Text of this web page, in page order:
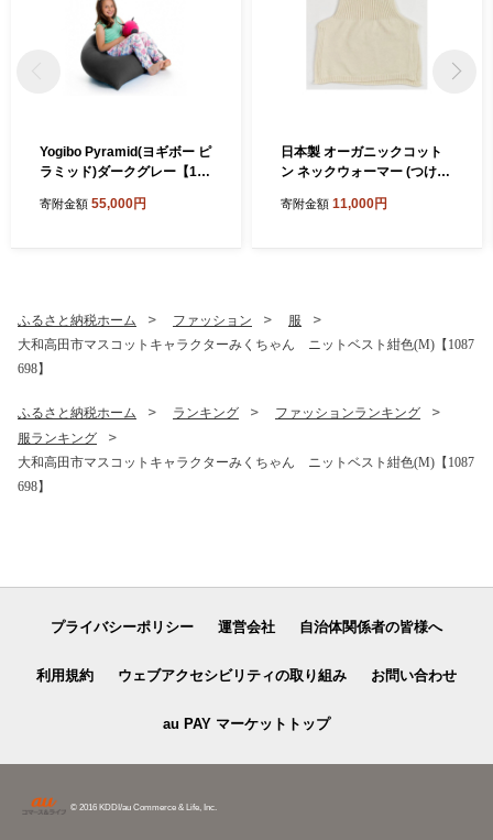
Yogibo Pyramid(ヨギボー ピ
ラミッド)ダークグレー【116
寄附金額 55,000円
日本製 オーガニックコット
ン ネックウォーマー (つけ
065】
寄附金額 11,000円
ふるさと納税ホーム ファッション
服
大和高田市マスコットキャラクターみくちゃん ニットベスト紺色(M)【1087
698】
ふるさと納税ホーム ランキング
ファッションランキング
服ランキング
大和高田市マスコットキャラクターみくちゃん ニットベスト紺色(M)【1087
698】
プライバシーポリシー 運営会社 自治体関係者の皆様へ
利用規約 ウェブアクセシビリティの取り組み お問い合わせ
au PAY マーケットトップ
© 2016 KDDI/au Commerce & Life, Inc.